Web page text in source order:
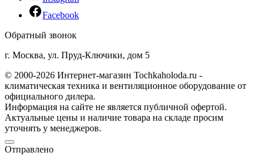
Facebook
Обратный звонок
г. Москва, ул. Пруд-Ключики, дом 5
© 2000-2026 Интернет-магазин Tochkaholoda.ru -
климатическая техника и вентиляционное оборудование от
официального дилера.
Информация на сайте не является публичной офертой.
Актуальные цены и наличие товара на складе просим
уточнять у менеджеров.
Отправлено